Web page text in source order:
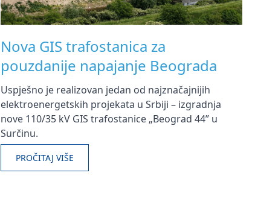
Nova GIS trafostanica za
pouzdanije napajanje Beograda
Uspješno je realizovan jedan od najznačajnijih
elektroenergetskih projekata u Srbiji – izgradnja
nove 110/35 kV GIS trafostanice „Beograd 44” u
Surčinu.
PROČITAJ VIŠE